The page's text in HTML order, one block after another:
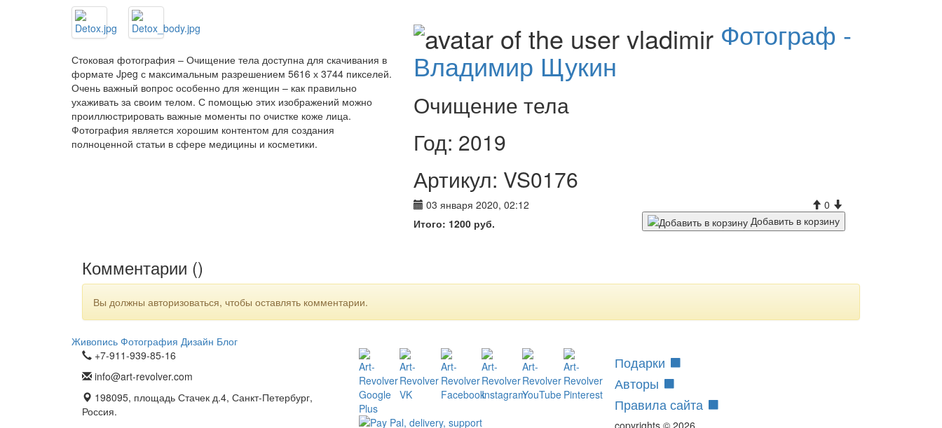
Стоковая фотография – Очищение тела доступна для скачивания в
формате Jpeg с максимальным разрешением 5616 х 3744 пикселей.
Очень важный вопрос особенно для женщин – как правильно
ухаживать за своим телом. С помощью этих изображений можно
проиллюстрировать важные моменты по очистке коже лица.
Фотография является хорошим контентом для создания
полноценной статьи в сфере медицины и косметики.
Фотограф -
Владимир Щукин
Очищение тела
Год: 2019
Артикул: VS0176
03 января 2020, 02:12
0
Итого: 1200руб. Добавить в корзину
Комментарии ()
Вы должны авторизоваться, чтобы оставлять комментарии.
Живопись Фотография Дизайн Блог
+7-911-939-85-16
info@art-revolver.com
198095, площадь Стачек д.4, Санкт-Петербург,
Россия.
Подарки
Авторы
Правила сайта